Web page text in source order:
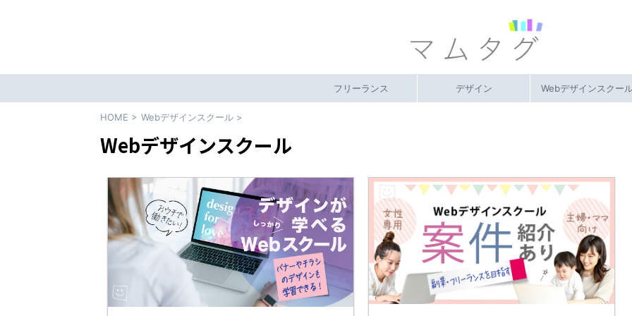
フリーランス デザイン Webデザインスクー
HOME > Webデザインスクール >
Webデザインスクール